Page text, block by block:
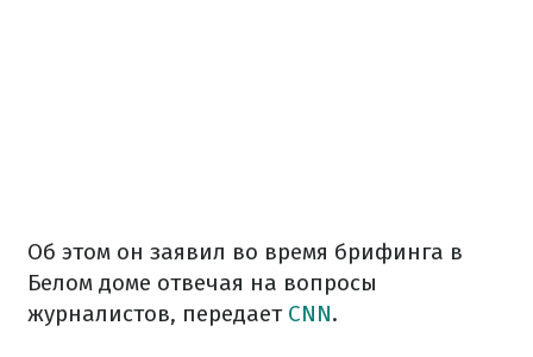
Об этом он заявил во время брифинга в
Белом доме отвечая на вопросы
журналистов, передает CNN.